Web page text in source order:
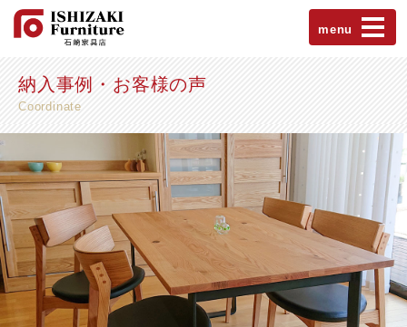
menu
納入事例・お客様の声
Coordinate